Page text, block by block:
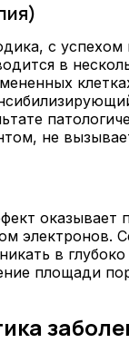
с
в
не
электронов.
в
площади